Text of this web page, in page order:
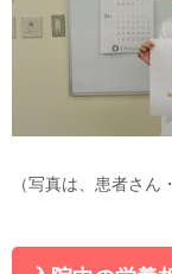
（写真は、患者さん